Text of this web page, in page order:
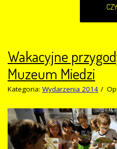
Wakacyjne
Muzeum Miedzi
Kategoria: Wydarzenia 2014